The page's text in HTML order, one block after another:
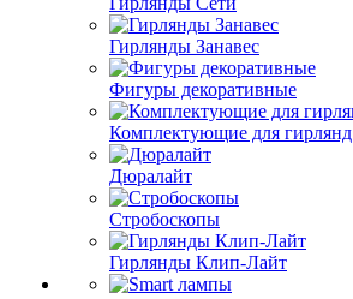
Гирлянды Занавес
Фигуры декоративные
Комплектующие для гирлянд
Дюралайт
Стробоскопы
Гирлянды Клип-Лайт